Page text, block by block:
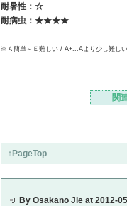
耐暑性： ☆
耐病虫：★★★★
------------------------------
※Ａ簡単～Ｅ難しい / A+...Aより少し難しい
関
↑PageTop
By Osakano Jie at 2012-